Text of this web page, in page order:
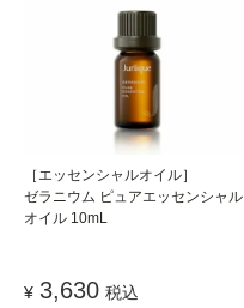
［エッセンシャルオイル］
ゼラニウム ピュアエッセンシャル
オイル 10mL
¥ 3,630 税込